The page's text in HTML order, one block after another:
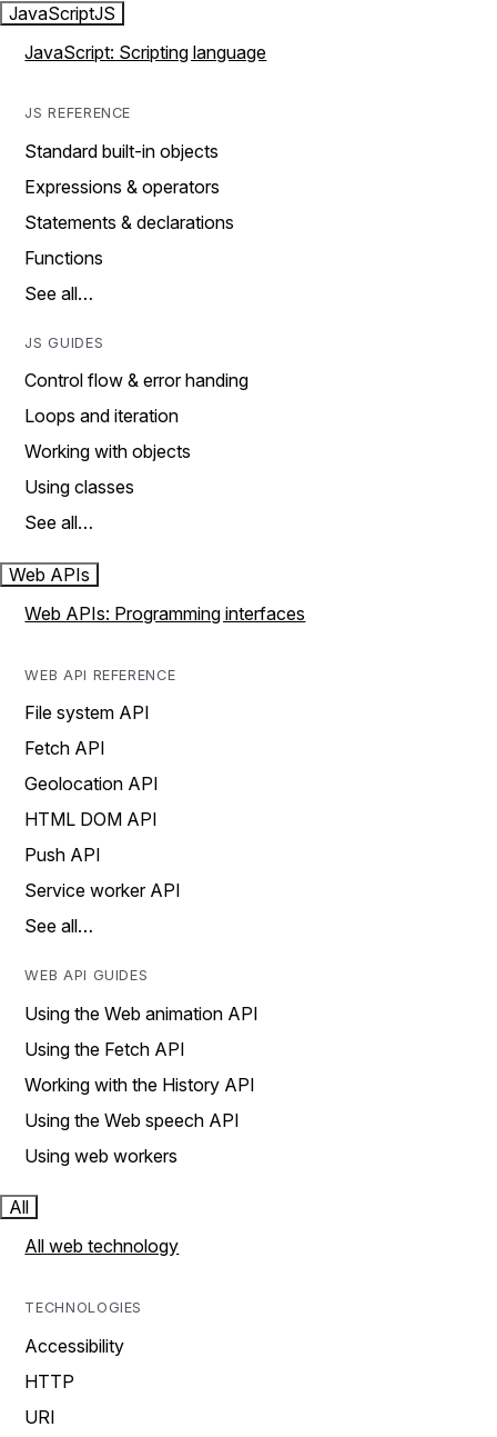
JavaScriptJS
JavaScript: Scripting language
JS REFERENCE
Standard built-in objects
Expressions & operators
Statements & declarations
Functions
See all…
JS GUIDES
Control flow & error handing
Loops and iteration
Working with objects
Using classes
See all…
Web APIs
Web APIs: Programming interfaces
WEB API REFERENCE
File system API
Fetch API
Geolocation API
HTML DOM API
Push API
Service worker API
See all…
WEB API GUIDES
Using the Web animation API
Using the Fetch API
Working with the History API
Using the Web speech API
Using web workers
All
All web technology
TECHNOLOGIES
Accessibility
HTTP
URI